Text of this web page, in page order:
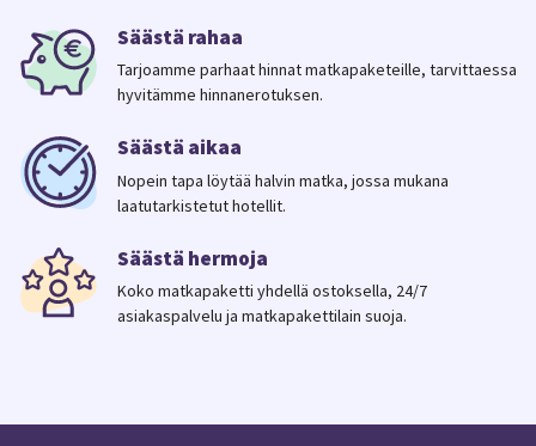
Säästä rahaa
Tarjoamme parhaat hinnat matkapaketeille, tarvittaessa
hyvitämme hinnanerotuksen.
Säästä aikaa
Nopein tapa löytää halvin matka, jossa mukana
laatutarkistetut hotellit.
Säästä hermoja
Koko matkapaketti yhdellä ostoksella, 24/7
asiakaspalvelu ja matkapakettilain suoja.